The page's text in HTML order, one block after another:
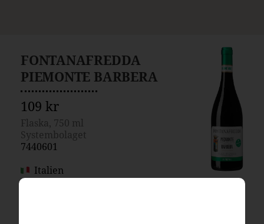
FONTANAFREDDA
PIEMONTE BARBERA
109 kr
Flaska, 750 ml
Systembolaget
7440601
Italien